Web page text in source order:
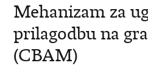
Mehanizam za
prilagodbu na
(CBAM)